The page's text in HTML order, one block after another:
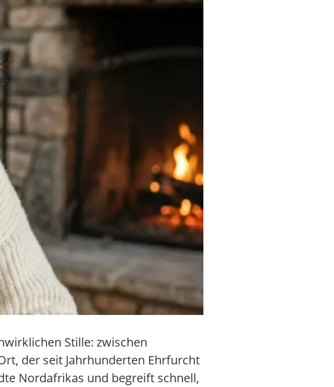
Stille: zwischen
der seit Jahrhunderten Ehrfurcht
Nordafrikas und begreift schnell,